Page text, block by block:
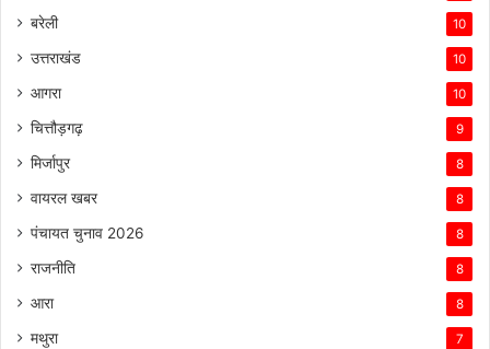
बरेली 10
उत्तराखंड 10
आगरा 10
चित्तौड़गढ़ 9
मिर्जापुर 8
वायरल खबर 8
पंचायत चुनाव 2026 8
राजनीति 8
आरा 8
मथुरा 7